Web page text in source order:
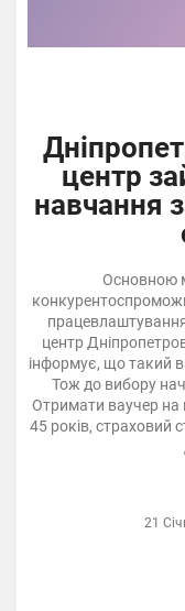
центр
навчання
Основною
центр
інформує, що такий
Тож до вибору
Отримати ваучер на
45 років, страховий
21